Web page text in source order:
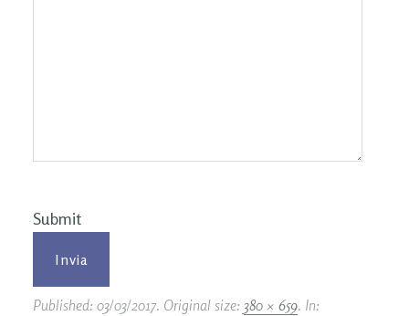
Submit
Published: 03/03/2017. Original size: 380 × 659. In: